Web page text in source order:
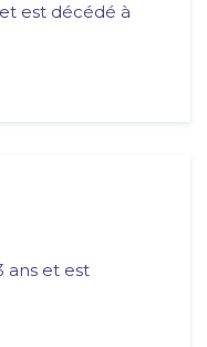
est décédé à
ans et est